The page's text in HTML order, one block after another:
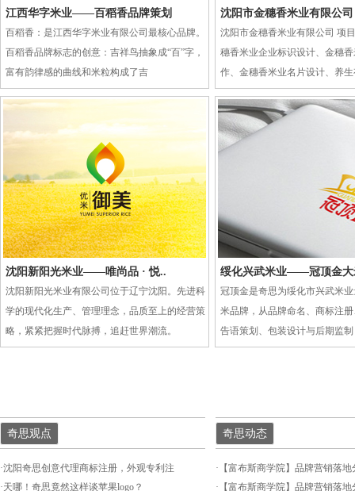
江西华字米业——百稻香品牌策划
百稻香：是江西华字米业有限公司最核心品牌。
百稻香品牌标志的创意：吉祥鸟抽象成“百”字，
富有韵律感的曲线和米粒构成了吉
沈阳市金穗香米业有限公司
沈阳市金穗香米业有限公司 项
穗香米业企业标识设计、金穗
作、金穗香米业名片设计、养
沈阳新阳光米业——唯尚品 · 悦..
沈阳新阳光米业有限公司位于辽宁沈阳。先进科
学的现代化生产、管理理念，品质至上的经营策
略，紧紧把握时代脉搏，追赶世界潮流。
绥化兴武米业——冠顶金大
冠顶金是奇思为绥化市兴武米
米品牌，从品牌命名、商标注
告语策划、包装设计与后期监
奇思观点
·沈阳奇思创意代理商标注册，外观专利注
·天哪！奇思竟然这样谈苹果logo？
奇思动态
· 【富布斯商学院】品牌营销落
· 【富布斯商学院】品牌营销落